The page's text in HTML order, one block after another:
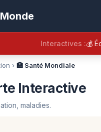
Interactives :💰
› 🏥 Santé Mondiale
Interactive
maladies.